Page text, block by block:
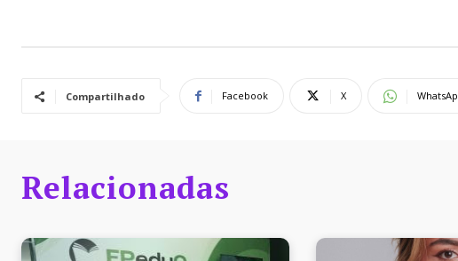
Compartilhado Facebook X
Relacionadas